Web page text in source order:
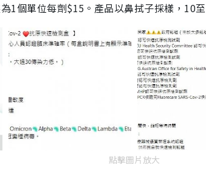
1個單位每劑$15。產品以鼻拭子採樣，10
點擊圖片放大